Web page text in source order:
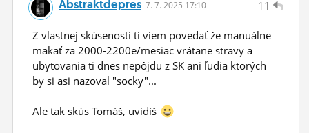
11
Abstraktdepres 7. 7. 2025 17:10
Z vlastnej skúsenosti ti viem povedať že manuálne
makať za 2000-2200e/mesiac vrátane stravy a
ubytovania ti dnes nepôjdu z SK ani ľudia ktorých
by si asi nazoval "socky"...
Ale tak skús Tomáš, uvidíš